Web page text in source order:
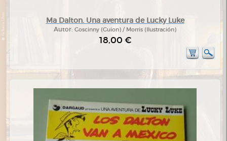
Ma Dalton. Una aventura de Lucky Luke
Autor: Goscinny (Guion) / Morris (Ilustración)
18,00 €